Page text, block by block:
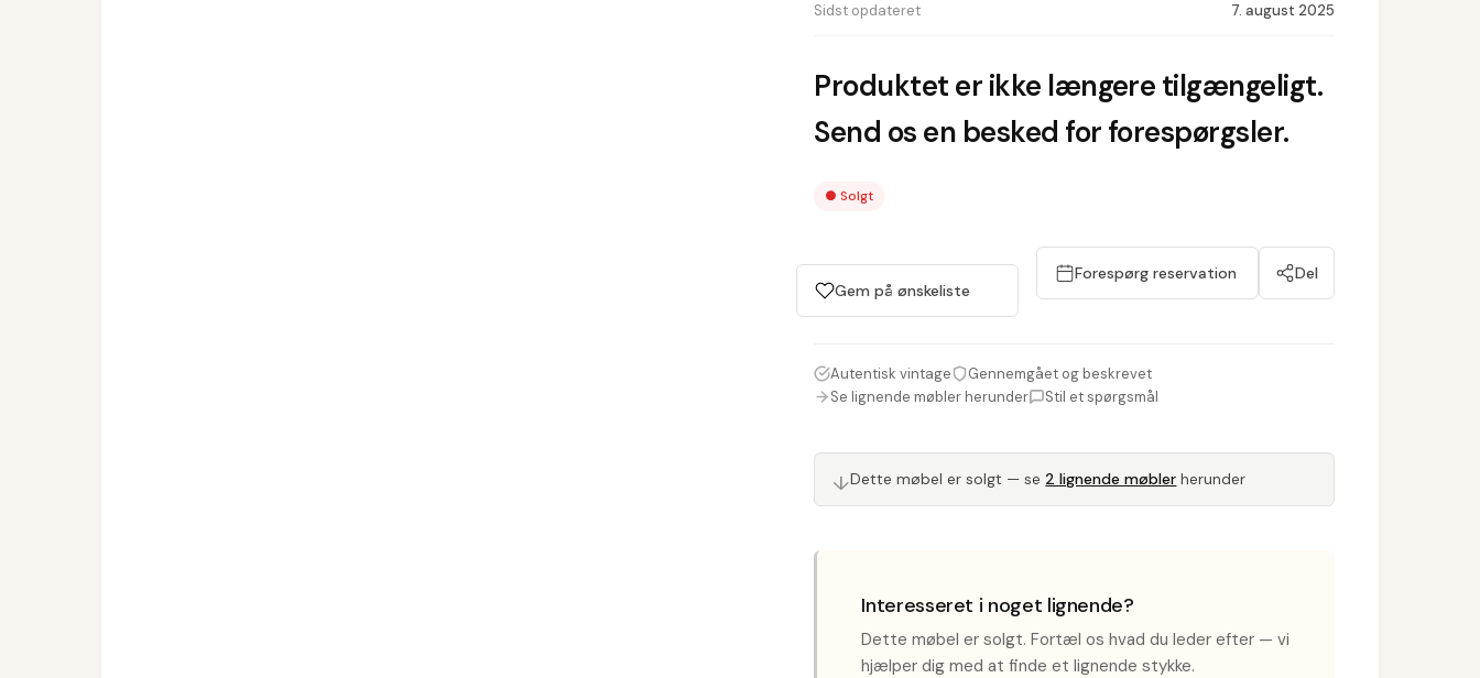
Sidst opdateret 7. august 2025
Produktet er ikke længere tilgængeligt.
Send os en besked for forespørgsler.
●Solgt
Gem på ønskeliste
Forespørg reservation Del
Autentisk vintage
Gennemgået og beskrevet
Se lignende møbler herunder
Stil et spørgsmål
↓Dette møbel er solgt — se 2 lignende møbler herunder
Interesseret i noget lignende?
Dette møbel er solgt. Fortæl os hvad du leder efter — vi
hjælper dig med at finde et lignende stykke.